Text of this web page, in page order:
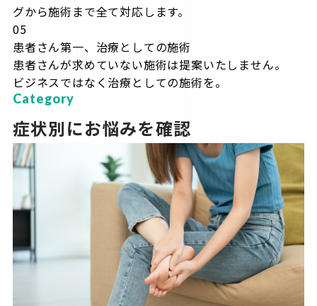
グから施術まで全て対応します。
05
患者さん第一、治療としての施術
患者さんが求めていない施術は提案いたしません。
ビジネスではなく治療としての施術を。
Category
症状別にお悩みを確認